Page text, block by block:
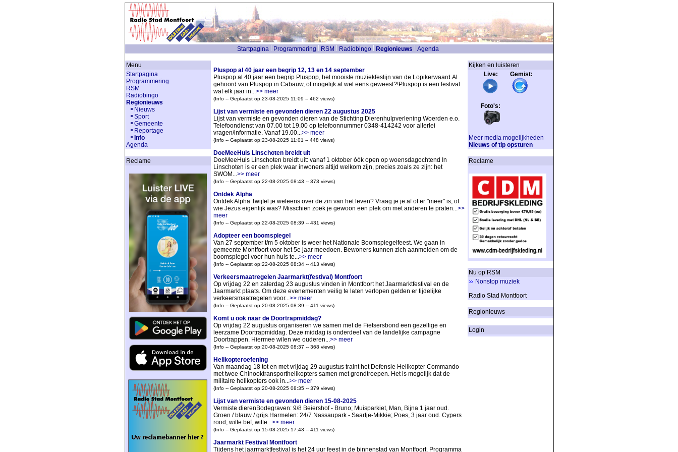
Startpagina Programmering RSM Radiobingo Regionieuws Agenda
Menu
Startpagina
Programmering
RSM
Radiobingo
Regionieuws
Nieuws
Sport
Gemeente
Reportage
Info
Agenda
Reclame
Pluspop al 40 jaar een begrip 12, 13 en 14 september
Pluspop al 40 jaar een begrip Pluspop, het mooiste muziekfestijn van de Lopikerwaard.Al
gehoord van Pluspop in Cabauw, of mogelijk al wel eens geweest?!Pluspop is een festival
wat elk jaar in...>> meer
(Info -- Geplaatst op:23-08-2025 11:09 -- 462 views)
Lijst van vermiste en gevonden dieren 22 augustus 2025
Lijst van vermiste en gevonden dieren van de Stichting Dierenhulpverlening Woerden e.o.
Telefoondienst van 07.00 tot 19.00 op telefoonnummer 0348-414242 voor allerlei
vragen/informatie. Vanaf 19.00...>> meer
(Info -- Geplaatst op:23-08-2025 11:01 -- 448 views)
DoeMeeHuis Linschoten breidt uit
DoeMeeHuis Linschoten breidt uit: vanaf 1 oktober óók open op woensdagochtend In
Linschoten is er een plek waar inwoners altijd welkom zijn, precies zoals ze zijn: het
SWOM...>> meer
(Info -- Geplaatst op:22-08-2025 08:43 -- 373 views)
Ontdek Alpha
Ontdek Alpha Twijfel je weleens over de zin van het leven? Vraag je je af of er "meer" is, of
wie Jezus eigenlijk was? Misschien zoek je gewoon een plek om met anderen te praten...>>
meer
(Info -- Geplaatst op:22-08-2025 08:39 -- 431 views)
Adopteer een boomspiegel
Van 27 september t/m 5 oktober is weer het Nationale Boomspiegelfeest. We gaan in
gemeente Montfoort voor het 5e jaar meedoen. Bewoners kunnen zich aanmelden om de
boomspiegel voor hun huis te...>> meer
(Info -- Geplaatst op:22-08-2025 08:34 -- 413 views)
Verkeersmaatregelen Jaarmarkt(festival) Montfoort
Op vrijdag 22 en zaterdag 23 augustus vinden in Montfoort het Jaarmarktfestival en de
Jaarmarkt plaats. Om deze evenementen veilig te laten verlopen gelden er tijdelijke
verkeersmaatregelen voor...>> meer
(Info -- Geplaatst op:20-08-2025 08:39 -- 411 views)
Komt u ook naar de Doortrapmiddag?
Op vrijdag 22 augustus organiseren we samen met de Fietsersbond een gezellige en
leerzame Doortrapmiddag. Deze middag is onderdeel van de landelijke campagne
Doortrappen. Hiermee wilen we ouderen...>> meer
(Info -- Geplaatst op:20-08-2025 08:37 -- 368 views)
Helikopteroefening
Van maandag 18 tot en met vrijdag 29 augustus traint het Defensie Helikopter Commando
met twee Chinooktransporthelikopters samen met grondtroepen. Het is mogelijk dat de
militaire helikopters ook in...>> meer
(Info -- Geplaatst op:20-08-2025 08:35 -- 379 views)
Lijst van vermiste en gevonden dieren 15-08-2025
Vermiste dierenBodegraven: 9/8 Beiershof - Bruno; Muisparkiet, Man, Bijna 1 jaar oud.
Groen / blauw / grijs.Harmelen: 24/7 Nassaupark - Saartje-Mikkie; Poes, 3 jaar oud. Cypers
rood, witte bef, witte...>> meer
(Info -- Geplaatst op:15-08-2025 17:43 -- 411 views)
Jaarmarkt Festival Montfoort
Tijdens het jaarmarktfestival is het 24 uur feest in de binnenstad van Montfoort. Programma
Kijken en luisteren
Live: Gemist:
Foto's:
Meer media mogelijkheden
Nieuws of tip opsturen
Reclame
Nu op RSM
Nonstop muziek
Radio Stad Montfoort
Regionieuws
Login